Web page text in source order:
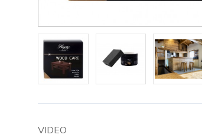
VIDEO